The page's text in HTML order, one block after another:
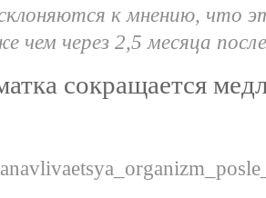
к мнению, что
чем через 2,5 месяца
сокращается